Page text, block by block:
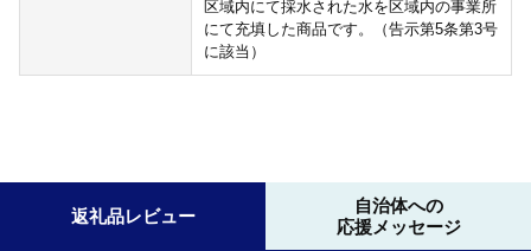
区域内にて採水された水を区域内の事業所
にて充填した商品です。（告示第5条第3号
に該当）
返礼品レビュー
自治体への
応援メッセージ